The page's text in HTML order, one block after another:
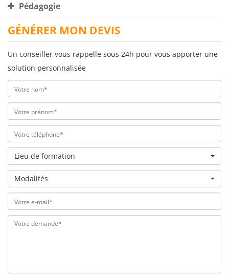
Pédagogie
GÉNÉRER MON DEVIS
Un conseiller vous rappelle sous 24h pour vous apporter une
solution personnalisée
Lieu de formation
Modalités